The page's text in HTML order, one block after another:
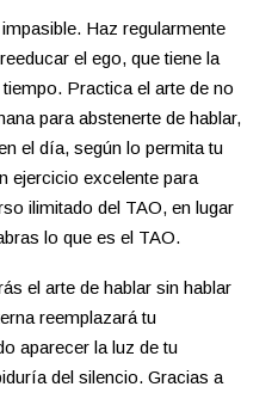
Haz regularmente
el ego, que tiene la
Practica el arte de no
para abstenerte de hablar,
el día, según lo permita tu
ejercicio excelente para
ilimitado del TAO, en lugar
lo que es el TAO.
el arte de hablar sin hablar
reemplazará tu
aparecer la luz de tu
del silencio. Gracias a